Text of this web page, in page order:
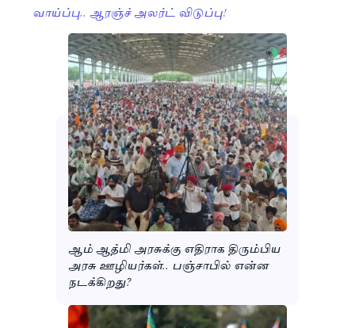
வாய்ப்பு.. ஆரஞ்ச் அலர்ட் விடுப்பு!
ஆம் ஆத்மி அரசுக்கு எதிராக திரும்பிய
அரசு ஊழியர்கள்.. பஞ்சாபில் என்ன
நடக்கிறது?